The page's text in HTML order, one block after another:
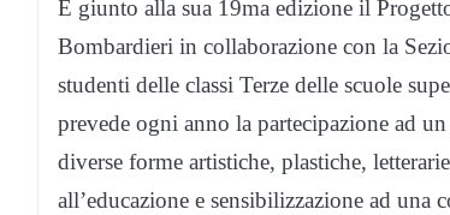
È giunto alla sua 19ma edizione il
Bombardieri in collaborazione con la
studenti delle classi Terze delle scuole
prevede ogni anno la partecipazione ad
diverse forme artistiche, plastiche,
all’educazione e sensibilizzazione ad una